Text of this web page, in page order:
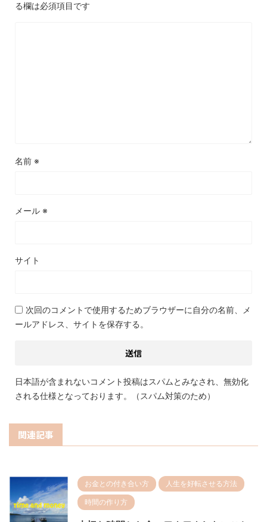
る欄は必須項目です
名前 ※
メール ※
サイト
次回のコメントで使用するためブラウザーに自分の名前、メ
ールアドレス、サイトを保存する。
日本語が含まれないコメント投稿はスパムとみなされ、無効化
される仕様となっております。（スパム対策のため）
関連記事
お金との付き合い方 人生を好転させる方法
時間の作り方